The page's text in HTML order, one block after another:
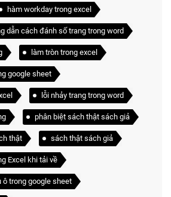
hàm workday trong excel
dẫn cách đánh số trang trong word
làm tròn trong excel
google sheet
lỗi nhảy trang trong word
phân biệt sách thật sách giả
thật sách thật sách giả
Excel khi tải về
ô trong google sheet